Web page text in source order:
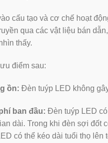
cấu tạo và cơ chế hoạt
qua các vật liệu bán
thấy.
điểm sau:
ồn: Đèn tuýp LED không
ban đầu: Đèn tuýp LED
dài. Trong khi đèn sợi đốt
có thể kéo dài tuổi thọ